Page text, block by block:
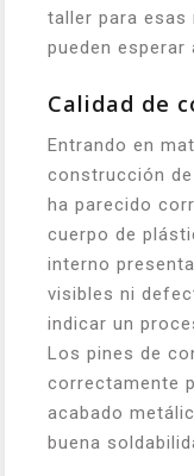
taller para esas
pueden esperar
Calidad de
Entrando en
construcción
ha parecido
cuerpo de
interno
visibles ni
indicar un
Los pines de
correctamente
acabado
buena